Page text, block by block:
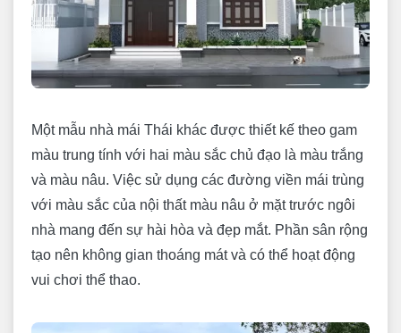
Một mẫu nhà mái Thái khác được thiết kế theo gam
màu trung tính với hai màu sắc chủ đạo là màu trắng
và màu nâu. Việc sử dụng các đường viền mái trùng
với màu sắc của nội thất màu nâu ở mặt trước ngôi
nhà mang đến sự hài hòa và đẹp mắt. Phần sân rộng
tạo nên không gian thoáng mát và có thể hoạt động
vui chơi thể thao.